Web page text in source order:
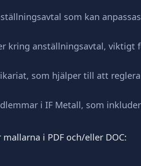
som kan
kring anställningsavtal, viktigt
som hjälper till att
i IF Metall, som
i PDF och/eller DOC: